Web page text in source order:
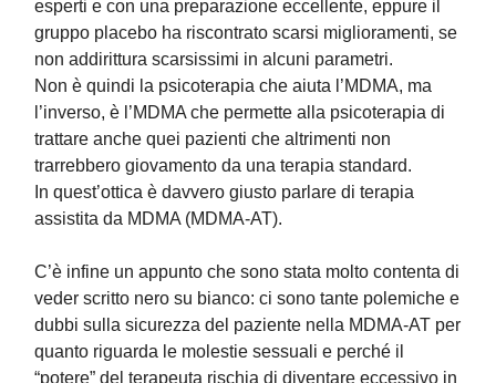
esperti e con una preparazione eccellente, eppure il
gruppo placebo ha riscontrato scarsi miglioramenti, se
non addirittura scarsissimi in alcuni parametri.
Non è quindi la psicoterapia che aiuta l’MDMA, ma
l’inverso, è l’MDMA che permette alla psicoterapia di
trattare anche quei pazienti che altrimenti non
trarrebbero giovamento da una terapia standard.
In quest’ottica è davvero giusto parlare di terapia
assistita da MDMA (MDMA-AT).
C’è infine un appunto che sono stata molto contenta di
veder scritto nero su bianco: ci sono tante polemiche e
dubbi sulla sicurezza del paziente nella MDMA-AT per
quanto riguarda le molestie sessuali e perché il
“potere” del terapeuta rischia di diventare eccessivo in